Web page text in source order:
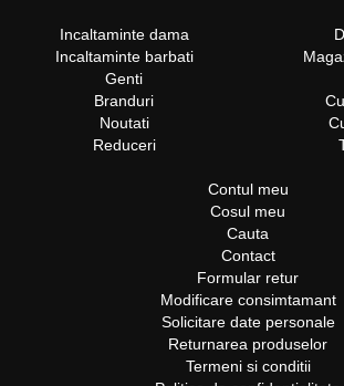
Incaltaminte dama
Incaltaminte barbati
Genti
Branduri
Noutati
Reduceri
Contul meu
Cosul meu
Cauta
Contact
Formular retur
Modificare consimtamant
Solicitare date personale
Returnarea produselor
Termeni si conditii